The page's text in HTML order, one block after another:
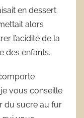
en dessert
alors
l’acidité de la
des enfants.
vous conseille
du sucre au fur